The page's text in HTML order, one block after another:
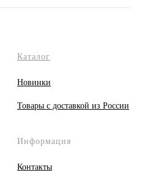
Каталог
Новинки
Товары с доставкой из России
Информация
Контакты